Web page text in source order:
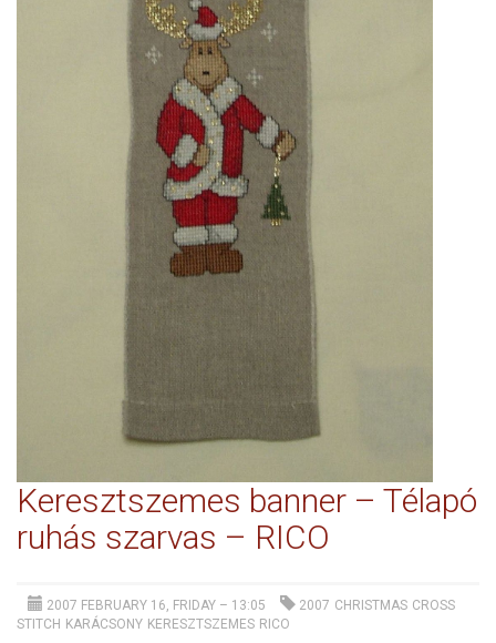
Keresztszemes banner – Télapó
ruhás szarvas – RICO
2007 FEBRUARY 16, FRIDAY – 13:05 2007 CHRISTMAS CROSS
STITCH KARÁCSONY KERESZTSZEMES RICO